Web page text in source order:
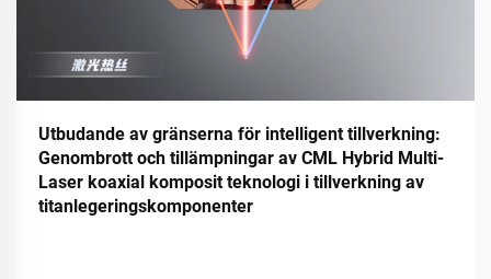
Utbudande av gränserna för intelligent tillverkning:
Genombrott och tillämpningar av CML Hybrid Multi-
Laser koaxial komposit teknologi i tillverkning av
titanlegeringskomponenter